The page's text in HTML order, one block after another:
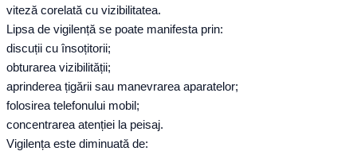
viteză corelată cu vizibilitatea.
Lipsa de vigilență se poate manifesta prin:
discuții cu însoțitorii;
obturarea vizibilității;
aprinderea țigării sau manevrarea aparatelor;
folosirea telefonului mobil;
concentrarea atenției la peisaj.
Vigilența este diminuată de: